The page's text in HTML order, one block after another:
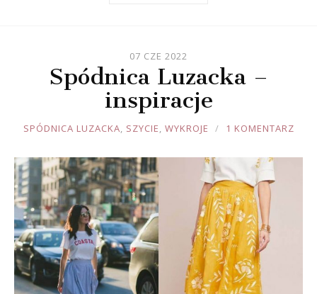
07 CZE 2022
Spódnica Luzacka –
inspiracje
JOULE
SPÓDNICA LUZACKA, SZYCIE, WYKROJE 1 KOMENTARZ